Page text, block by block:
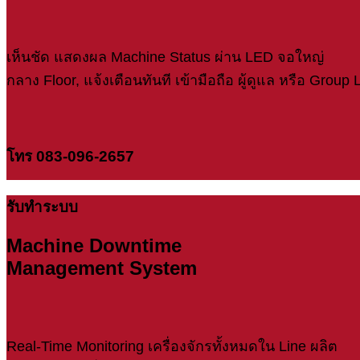
เห็นชัด แสดงผล Machine Status ผ่าน LED จอใหญ่
กลาง Floor, แจ้งเตือนทันที เข้ามือถือ ผู้ดูแล หรือ Group
โทร 083-096-2657
รับทำระบบ
Machine Downtime
Management System
Real-Time Monitoring เครื่องจักรทั้งหมดใน Line ผลิต